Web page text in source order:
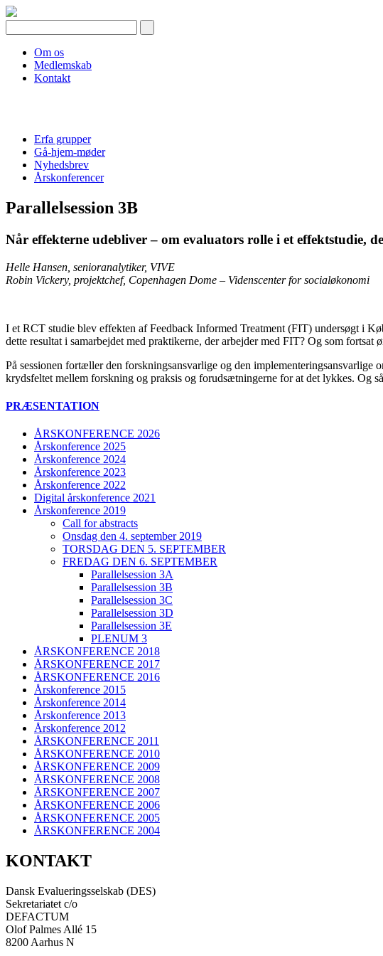
Skip
to
content
Om os
Medlemskab
Kontakt
Erfa grupper
Gå-hjem-møder
Nyhedsbrev
Årskonferencer
Parallelsession 3B
Når effekterne udebliver – om evaluators rolle i et effektstudie,
Helle Hansen, senioranalytiker, VIVE
Robin Vickery, projektchef, Copenhagen Dome – Videnscenter for socialøkonomi
I et RCT studie blev effekten af Feedback Informed Treatment (FIT) undersøgt i
dette resultat i samarbejdet med praktikerne, der arbejder med FIT? Og som fortsat
På sessionen fortæller den forskningsansvarlige og den
krydsfeltet mellem forskning og praksis og forudsætningerne for at det lykkes. Og
PRÆSENTATION
ÅRSKONFERENCE 2026
Årskonference 2025
Årskonference 2024
Årskonference 2023
Årskonference 2022
Digital årskonference 2021
Årskonference 2019
Call for abstracts
Onsdag den 4. september 2019
TORSDAG DEN 5. SEPTEMBER
FREDAG DEN 6. SEPTEMBER
Parallelsession 3A
Parallelsession 3B
Parallelsession 3C
Parallelsession 3D
Parallelsession 3E
PLENUM 3
ÅRSKONFERENCE 2018
ÅRSKONFERENCE 2017
ÅRSKONFERENCE 2016
Årskonference 2015
Årskonference 2014
Årskonference 2013
Årskonference 2012
ÅRSKONFERENCE 2011
ÅRSKONFERENCE 2010
ÅRSKONFERENCE 2009
ÅRSKONFERENCE 2008
ÅRSKONFERENCE 2007
ÅRSKONFERENCE 2006
ÅRSKONFERENCE 2005
ÅRSKONFERENCE 2004
KONTAKT
Dansk Evalueringsselskab (DES)
Sekretariatet c/o
DEFACTUM
Olof Palmes Allé 15
8200 Aarhus N